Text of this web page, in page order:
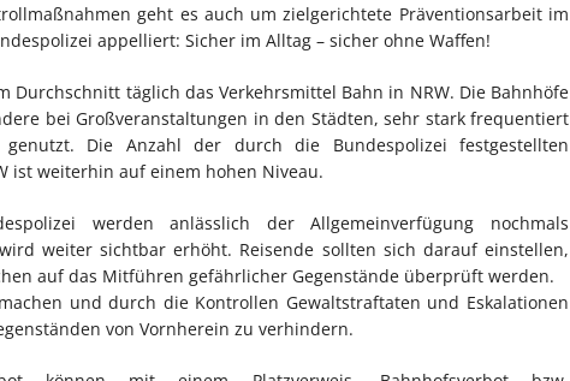
geht es auch um zielgerichtete Präventionsarbeit im
appelliert: Sicher im Alltag – sicher ohne Waffen!
Durchschnitt täglich das Verkehrsmittel Bahn in NRW. Die Bahnhöfe
bei Großveranstaltungen in den Städten, sehr stark frequentiert
Die Anzahl der durch die Bundespolizei festgestellten
ist weiterhin auf einem hohen Niveau.
werden anlässlich der Allgemeinverfügung nochmals
weiter sichtbar erhöht. Reisende sollten sich darauf einstellen,
auf das Mitführen gefährlicher Gegenstände überprüft werden.
und durch die Kontrollen Gewaltstraftaten und Eskalationen
von Vornherein zu verhindern.